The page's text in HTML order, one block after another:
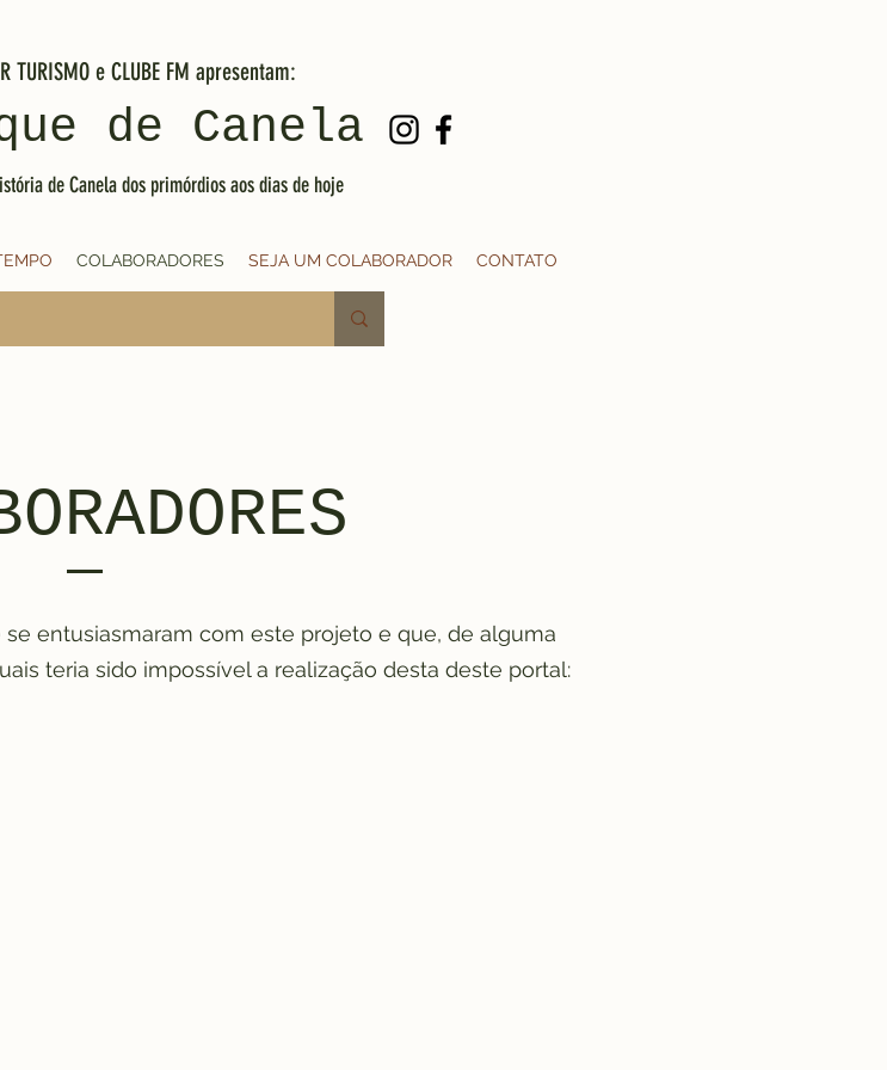
TURISMO e CLUBE FM apresentam:
de Canela
de Canela dos primórdios aos dias de hoje
COLABORADORES SEJA UM COLABORADOR CONTATO
entusiasmaram com este projeto e que, de alguma
teria sido impossível a realização desta deste portal: